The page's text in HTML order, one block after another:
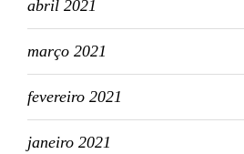
abril 2021
março 2021
fevereiro 2021
janeiro 2021